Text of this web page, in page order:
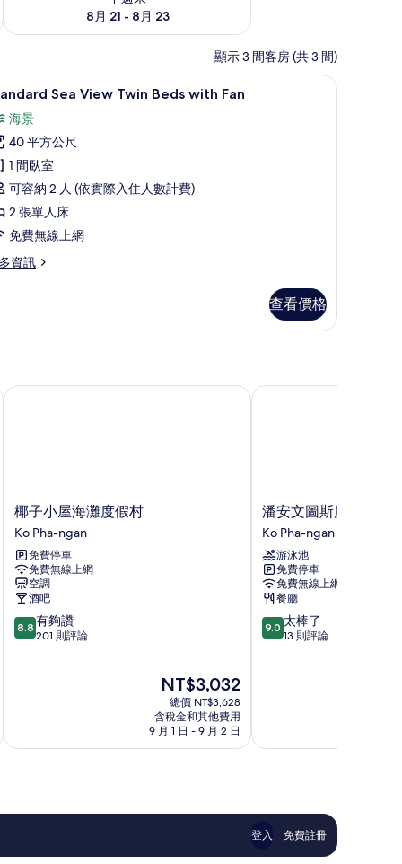
8月 21 - 8月 23
顯示 3 間客房 (共 3 間)
Standard Sea View Twin Beds with Fan | 書
26 Sea View Twin Beds with Fan
海景
40 平方公尺
1 間臥室
可容納 2 人 (依實際入住人數計費)
2 張單人床
免費無線上網
資訊
查看價格
椰
子
小
屋
海
灘
度
假
村
椰子小屋海灘度假村
Ko Pha-ngan
免費停車
免費無線上網
空調
酒吧
8.8
分，
讚，
論
8.8 有夠讚
201 則評論
現
在
價
格
為
NT$3,032
總價 NT$3,628
含稅金和其他費用
9 月 1 日 - 9 月 2 日
椰子小屋海灘度假村
潘
安
文
圖
斯
度
假
村
Ko
潘安文圖斯度假村
Ko Pha-ngan
游泳池
免費停車
免費無線上網
餐廳
9.0
分，
了，
論
9.0 太棒了
13 則評論
潘安文圖斯度假村
登入 免費註冊